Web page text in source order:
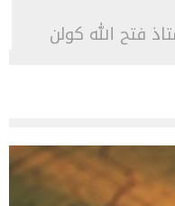
فتح الله كولن